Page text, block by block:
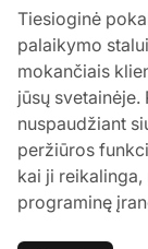
Tiesioginė
palaikymo
mokančiais
jūsų
nuspaudžiant
peržiūros
kai ji
programinę